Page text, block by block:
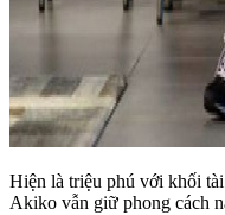
Hiện là triệu phú với khối
Akiko vẫn giữ phong cách